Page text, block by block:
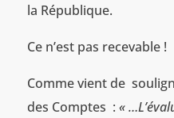
la République.
Ce n’est pas recevable !
Comme vient de
des Comptes : «